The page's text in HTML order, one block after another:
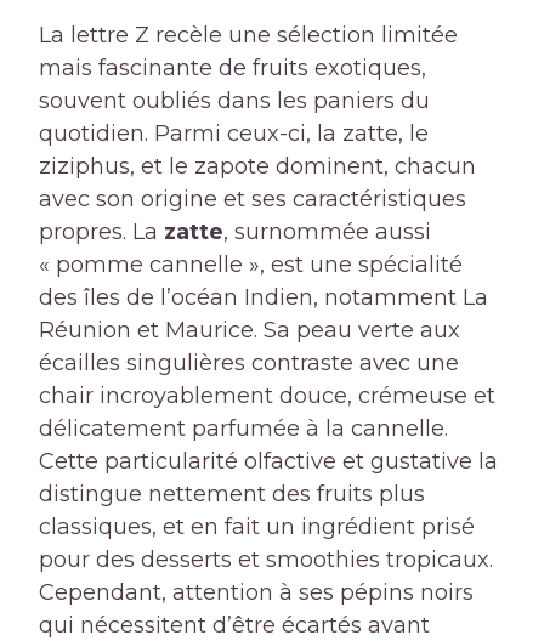
La lettre Z recèle une sélection limitée
mais fascinante de fruits exotiques,
souvent oubliés dans les paniers du
quotidien. Parmi ceux-ci, la zatte, le
ziziphus, et le zapote dominent, chacun
avec son origine et ses caractéristiques
propres. La zatte, surnommée aussi
« pomme cannelle », est une spécialité
des îles de l’océan Indien, notamment La
Réunion et Maurice. Sa peau verte aux
écailles singulières contraste avec une
chair incroyablement douce, crémeuse et
délicatement parfumée à la cannelle.
Cette particularité olfactive et gustative la
distingue nettement des fruits plus
classiques, et en fait un ingrédient prisé
pour des desserts et smoothies tropicaux.
Cependant, attention à ses pépins noirs
qui nécessitent d’être écartés avant